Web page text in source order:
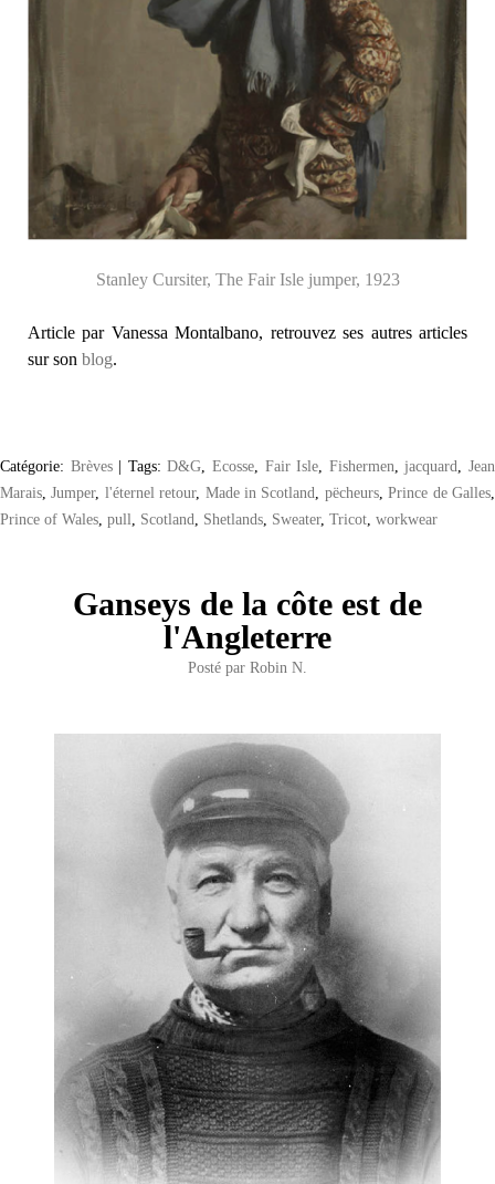
Stanley Cursiter, The Fair Isle jumper, 1923
Article par Vanessa Montalbano, retrouvez ses autres articles
sur son blog.
Catégorie: Brèves | Tags:D&G,Ecosse, Fair Isle, Fishermen,jacquard,Jean
Marais,Jumper, l'éternel retour, Made in Scotland, pëcheurs,Prince de Galles,
Prince of Wales, pull, Scotland, Shetlands, Sweater, Tricot, workwear
Ganseys de la côte est de
l'Angleterre
Posté par Robin N.